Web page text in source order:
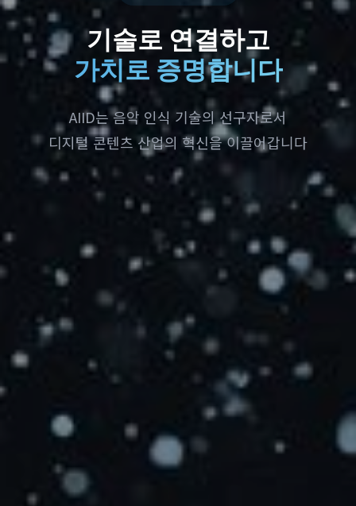
기술로 연결하고
가치로 증명합니다
AIID는 음악 인식 기술의 선구자로서
디지털 콘텐츠 산업의 혁신을 이끌어갑니다